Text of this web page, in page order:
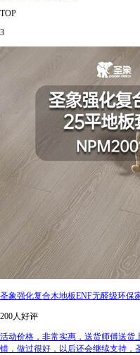
TOP
3
圣象强化复合木地板ENF无醛级环保
200人好评
活动价格，非常实惠，送货师傅送货
错，做过很好，以后还会继续支持，